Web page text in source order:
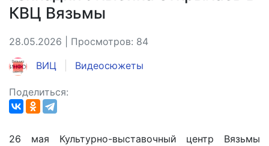
КВЦ Вязьмы
28.05.2026 | Просмотров: 84
ВИЦ Видеосюжеты
Поделиться:
26 мая Культурно-выставочный центр Вязьмы